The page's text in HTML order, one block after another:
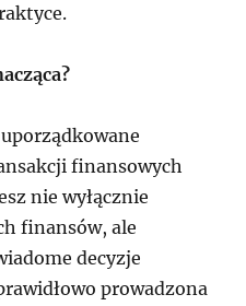
finansowych
nie wyłącznie
finansów, ale
decyzje
prowadzona